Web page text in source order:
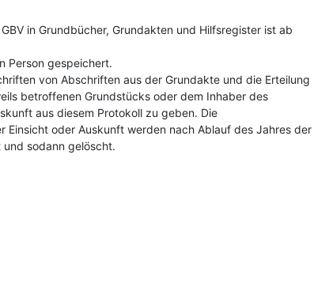
in Grundbücher, Grundakten und Hilfsregister ist ab
Person gespeichert.
von Abschriften aus der Grundakte und die Erteilung
betroffenen Grundstücks oder dem Inhaber des
aus diesem Protokoll zu geben. Die
Einsicht oder Auskunft werden nach Ablauf des Jahres der
sodann gelöscht.